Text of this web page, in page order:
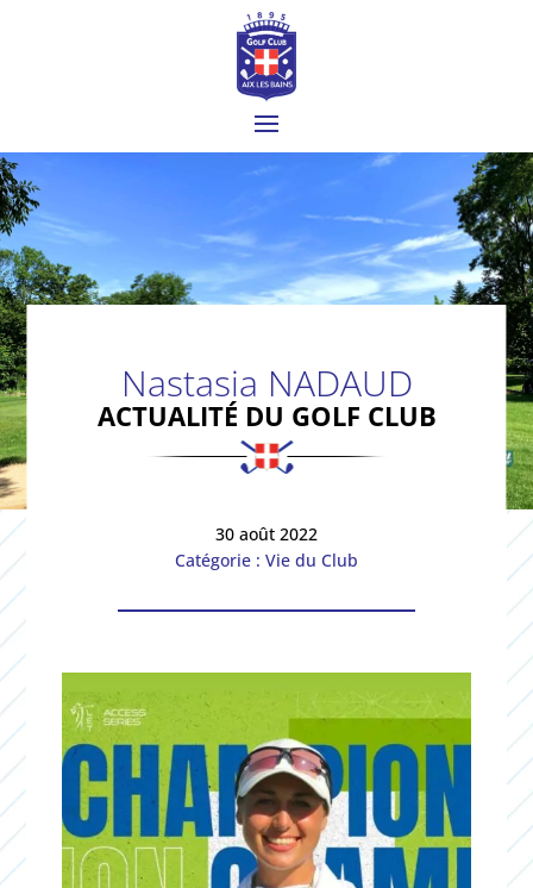
Nastasia NADAUD
ACTUALITÉ DU GOLF CLUB
30 août 2022
Catégorie : Vie du Club